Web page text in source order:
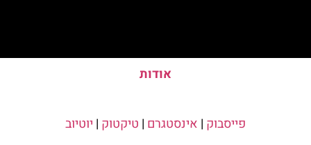
אודות
פייסבוק | אינסטגרם | טיקטוק | יוטיוב